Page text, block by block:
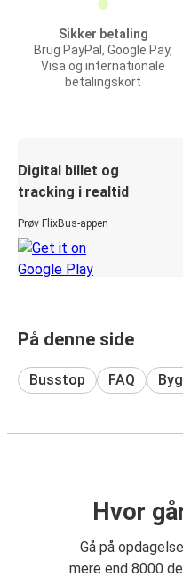
Sikker betaling
Brug PayPal, Google Pay,
Visa og internationale
betalingskort
Digital billet og
tracking i realtid
Prøv FlixBus-appen
På denne side
Busstop FAQ
Hvor
Gå på
mere end 8000